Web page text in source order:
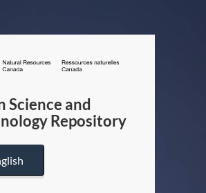
/
Canada
Science and
Repository